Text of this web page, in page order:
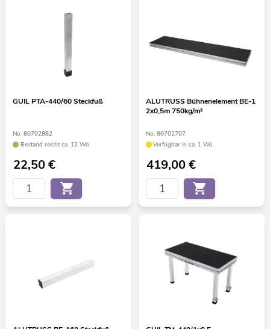
GUIL PTA-440/60 Steckfuß
No. 80702882
Bestand reicht ca. 12 Wo.
22,50€
ALUTRUSS Bühnenelement BE-1
2x0,5m 750kg/m²
No. 80702707
Verfügbar in ca. 1 Wo.
419,00€